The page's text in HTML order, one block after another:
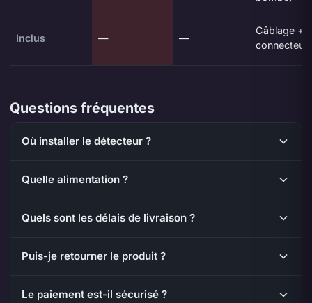
Inclus — —
Câblage +
Questions fréquentes
Où installer le détecteur ?
Quelle alimentation ?
Quels sont les délais de livraison ?
Puis-je retourner le produit ?
Le paiement est-il sécurisé ?